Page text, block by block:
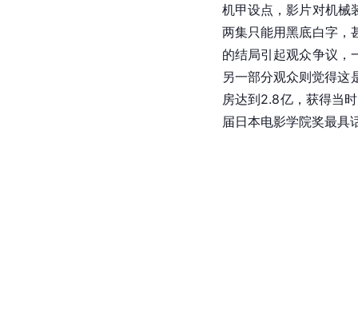
机甲设点，影片对机械
两集只能用黑底白字，
的结局引起观众争议，
另一部分观众则觉得这
房达到2.8亿，获得当
届日本电影学院奖最具